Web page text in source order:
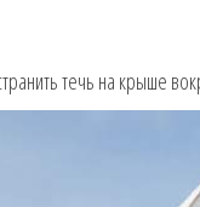
течь на крыше